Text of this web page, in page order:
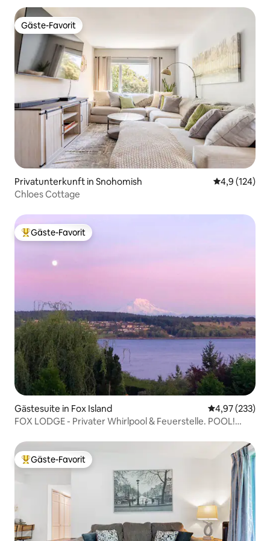
Gäste-Favorit
Gäste-Favorit
Privatunterkunft in Snohomish
4,9 (124)
Chloes Cottage
Beliebter Gäste-Favorit.
Gäste-Favorit
Gästesuite in Fox Island
4,97 (233)
FOX LODGE - Privater Whirlpool & Feuerstelle. POOL!
Beliebter Gäste-Favorit.
Gäste-Favorit